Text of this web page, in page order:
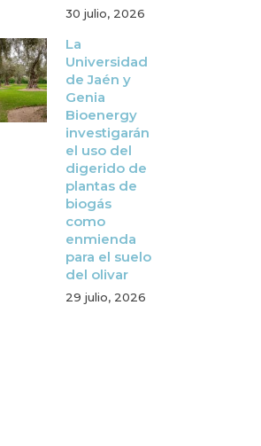
30 julio, 2026
La
Universidad
de Jaén y
Genia
Bioenergy
investigarán
el uso del
digerido de
plantas de
biogás
como
enmienda
para el suelo
del olivar
29 julio, 2026